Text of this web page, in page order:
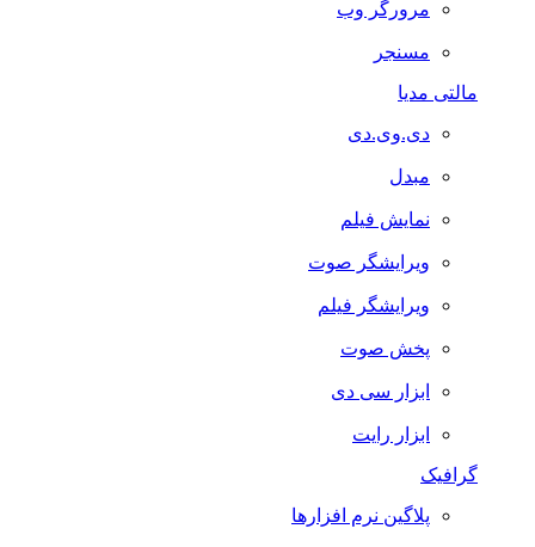
مرورگر وب
مسنجر
مالتی مدیا
دی.وی.دی
مبدل
نمایش فیلم
ویرایشگر صوت
ویرایشگر فیلم
پخش صوت
ابزار سی دی
ابزار رایت
گرافیک
پلاگین نرم افزارها